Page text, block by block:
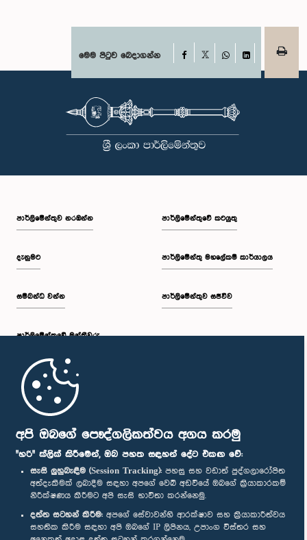
අපි ඔබගේ පෞද්ගලිකත්වය අගය කරමු
"හරි" ක්ලික් කිරීමෙන්, ඔබ පහත සඳහන් දේට එකඟ වේ:
සැසි ලුහුබැඳීම (Session Tracking): පහසු සහ වඩාත් පුද්ගලාරෝපිත
අත්දැකීමක් ලබාදීම සඳහා අපගේ වෙබ් අඩවියේ ඔබගේ ක්‍රියාකාරකම්
නිරීක්ෂණය කිරීමට අපි සැසි භාවිතා කරන්නෙමු.
දත්ත සටහන් කිරීම: අපගේ සේවාවන්හි ආරක්ෂාව සහ ක්‍රියාකාරීත්වය
සහතික කිරීම සඳහා අපි ඔබගේ IP ලිපිනය, උපාංග විස්තර සහ
මෙම පිටුව බෙදාගන්න Facebook
WhatsAppLinkedIn
පාර්ලි‌මේන්තුව නරඹන්න
දැනුමට
සම්බන්ධ වන්න
පාර්ලි‌මේන්තුවේ මන්ත්‍රීවරු
මුල් පිටුව
පාර්ලිමේන්තුවේ කටයුතු
පාර්ලිමේන්තු මහලේකම් කාර්යාලය
පාර්ලිමේන්තුව සජීවීව
පාර්ලිමේන්තු ජංගම යෙදුම
අප හා සම්බන්ධ වී සිටින්න :